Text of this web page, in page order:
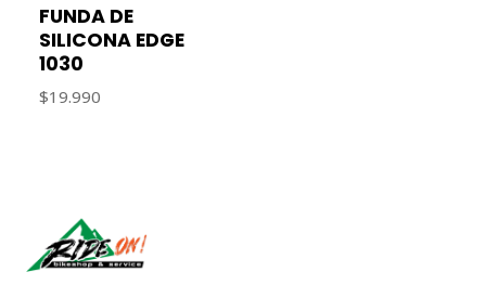
FUNDA DE
SILICONA EDGE
1030
$19.990